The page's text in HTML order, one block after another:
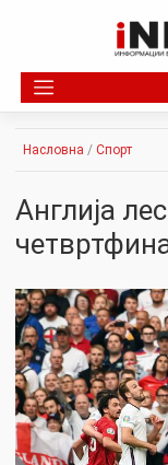
Насловна / Спорт
Англија